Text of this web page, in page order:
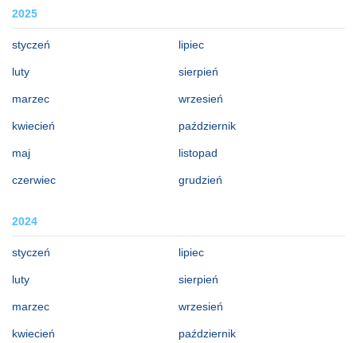
2025
styczeń
luty
marzec
kwiecień
maj
czerwiec
lipiec
sierpień
wrzesień
październik
listopad
grudzień
2024
styczeń
luty
marzec
kwiecień
lipiec
sierpień
wrzesień
październik